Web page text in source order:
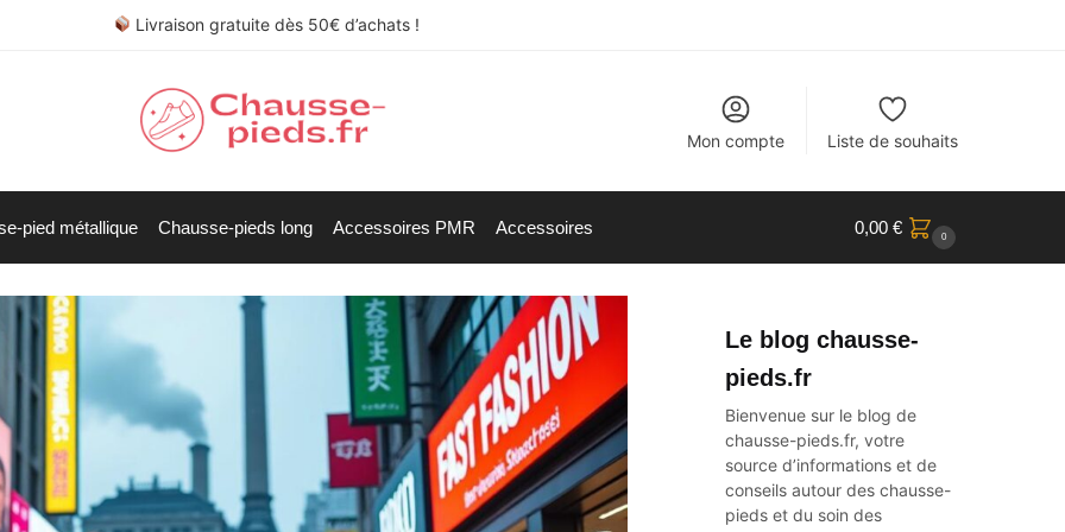
Livraison gratuite dès 50€ d’achats !
Mon compte Liste de souhaits
pied métallique Chausse-pieds long Accessoires PMR Accessoires 0,00 € 0
Le blog chausse-
pieds.fr
Bienvenue sur le blog de
chausse-pieds.fr, votre
source d’informations et de
conseils autour deschausse-
pieds et du soin des